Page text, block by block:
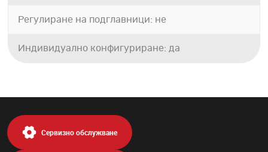
Регулиране на подглавници: не
Индивидуално конфигуриране: да
Сервизно обслужване